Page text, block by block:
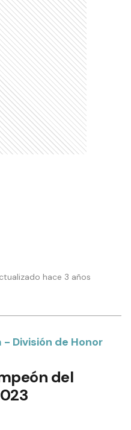
hace 3 años
División de Honor
del